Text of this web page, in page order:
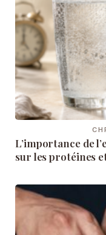
L’importance de
sur les protéines